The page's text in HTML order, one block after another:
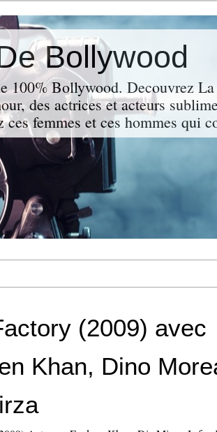
Bollywood
100% Bollywood. Decouvrez
des actrices et acteurs
ces femmes et ces hommes qui
(2009) avec
Khan, Dino